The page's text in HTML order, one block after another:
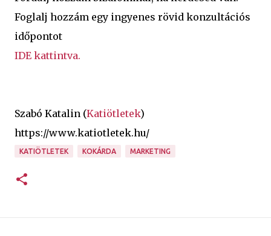
Foglalj hozzám egy ingyenes rövid konzultációs
időpontot
IDE kattintva.
Szabó Katalin (Katiötletek)
https://www.katiotletek.hu/
KATIÖTLETEK KOKÁRDA MARKETING